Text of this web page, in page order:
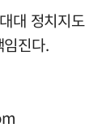
대 정치지도
진다.